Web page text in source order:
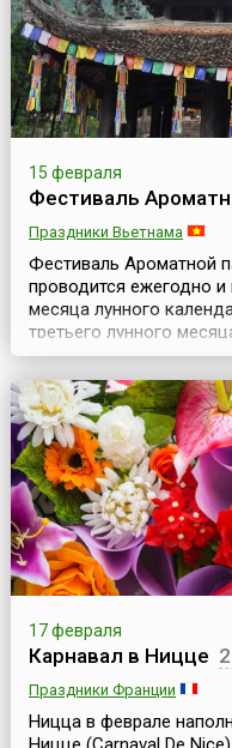
15 февраля
Фестиваль
Праздники Вьетнама
Фестиваль Ароматной
проводится ежегодно и
месяца лунного
третьего лунного
праздник во Вьетнаме;
месяцев. Центральным
молитва,
Хуонг Тич в 15-й день
17 февраля
Карнавал в Ницце
Праздники Франции
Ницца в феврале